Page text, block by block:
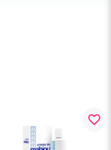
favorite_border